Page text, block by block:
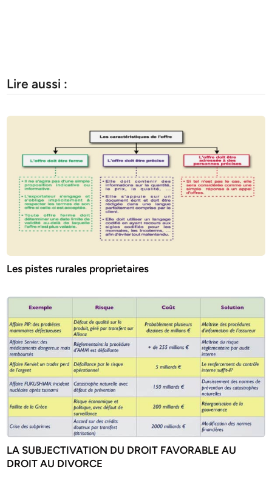
Lire aussi :
Les pistes rurales proprietaires
LA SUBJECTIVATION DU DROIT FAVORABLE AU
DROIT AU DIVORCE